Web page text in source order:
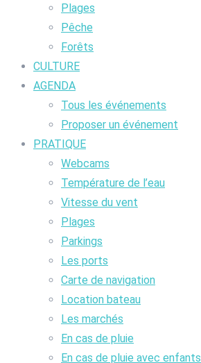
Plages
Pêche
Forêts
CULTURE
AGENDA
Tous les événements
Proposer un événement
PRATIQUE
Webcams
Température de l’eau
Vitesse du vent
Plages
Parkings
Les ports
Carte de navigation
Location bateau
Les marchés
En cas de pluie
En cas de pluie avec enfants